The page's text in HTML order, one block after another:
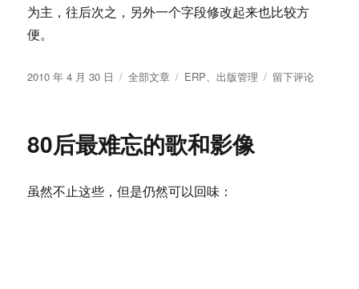
为主，往后次之，另外一个字段修改起来也比较方
便。
发
2010 年 4 月 30 日
分
全部文章
标
ERP、 出版管理
于
留下评论
80后最难忘的歌和影像
虽然不止这些，但是仍然可以回味：